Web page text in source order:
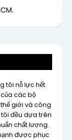
tôi nỗ lực hết
các bộ
giới và công
đều dựa trên
chất lượng.
được phục